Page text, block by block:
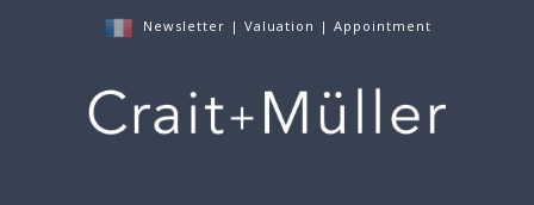
Newsletter | Valuation | Appointment